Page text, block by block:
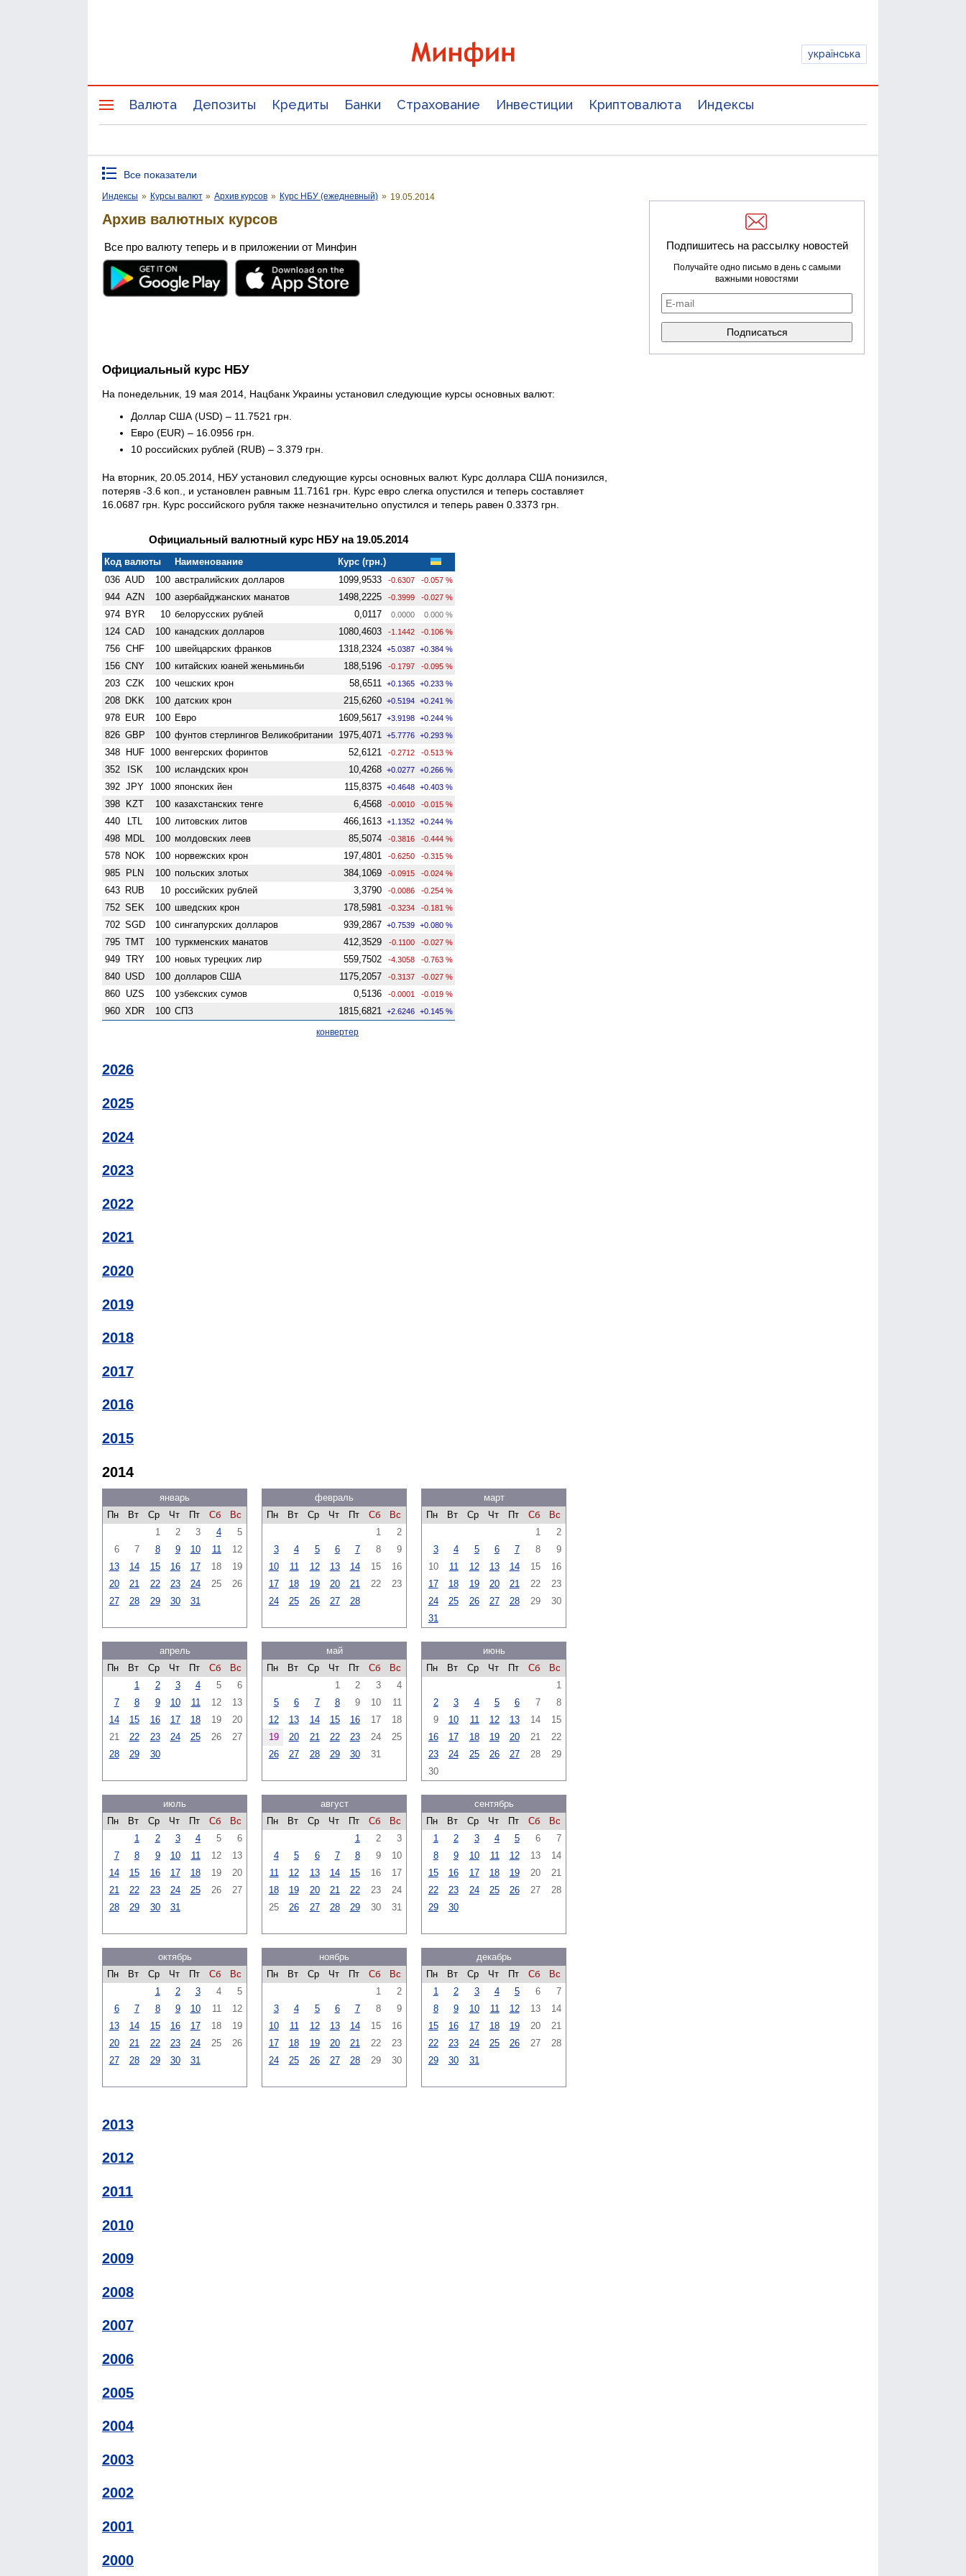
українська
Валюта Депозиты Кредиты Банки Страхование Инвестиции Криптовалюта Индексы
Все показатели
Индексы » Курсы валют » Архив курсов » Курс НБУ (ежедневный) » 19.05.2014
Архив валютных курсов
Все про валюту теперь и в приложении от Минфин
Официальный курс НБУ
На понедельник, 19 мая 2014, Нацбанк Украины установил следующие курсы основных валют:
Доллар США (USD) – 11.7521 грн.
Евро (EUR) – 16.0956 грн.
10 российских рублей (RUB) – 3.379 грн.
На вторник, 20.05.2014, НБУ установил следующие курсы основных валют. Курс доллара США понизился,
потеряв -3.6 коп., и установлен равным 11.7161 грн. Курс евро слегка опустился и теперь составляет
16.0687 грн. Курс российского рубля также незначительно опустился и теперь равен 0.3373 грн.
Официальный валютный курс НБУ на 19.05.2014
Код валюты Наименование
Курс (грн.)
036 AUD 100 австралийских долларов 1099,9533 -0.6307 -0.057 %
944 AZN 100 азербайджанских манатов 1498,2225 -0.3999 -0.027 %
974 BYR 10 белорусских рублей 0,0117 0.0000 0.000 %
124 CAD 100 канадских долларов 1080,4603 -1.1442 -0.106 %
756 CHF 100 швейцарских франков 1318,2324 +5.0387 +0.384 %
156 CNY 100 китайских юаней женьминьби 188,5196 -0.1797 -0.095 %
203 CZK 100 чешских крон 58,6511 +0.1365 +0.233 %
208 DKK 100 датских крон 215,6260 +0.5194 +0.241 %
978 EUR 100 Евро 1609,5617 +3.9198 +0.244 %
826 GBP 100 фунтов стерлингов Велико­британии 1975,4071 +5.7776 +0.293 %
348 HUF 1000 венгерских форинтов 52,6121 -0.2712 -0.513 %
352 ISK 100 исландских крон 10,4268 +0.0277 +0.266 %
392 JPY 1000 японских йен 115,8375 +0.4648 +0.403 %
398 KZT 100 казахстанских тенге 6,4568 -0.0010 -0.015 %
440 LTL 100 литовских литов 466,1613 +1.1352 +0.244 %
498 MDL 100 молдовских леев 85,5074 -0.3816 -0.444 %
578 NOK 100 норвежских крон 197,4801 -0.6250 -0.315 %
985 PLN 100 польских злотых 384,1069 -0.0915 -0.024 %
643 RUB 10 российских рублей 3,3790 -0.0086 -0.254 %
752 SEK 100 шведских крон 178,5981 -0.3234 -0.181 %
702 SGD 100 сингапурских долларов 939,2867 +0.7539 +0.080 %
795 TMT 100 туркменских манатов 412,3529 -0.1100 -0.027 %
949 TRY 100 новых турецких лир 559,7502 -4.3058 -0.763 %
840 USD 100 долларов США 1175,2057 -0.3137 -0.027 %
860 UZS 100 узбекских сумов 0,5136 -0.0001 -0.019 %
960 XDR 100 СПЗ 1815,6821 +2.6246 +0.145 %
конвертер
2026
2025
2024
2023
2022
2021
2020
2019
2018
2017
2016
2015
2014
январь
Пн
Вт Ср Чт Пт Сб
Вс
1
2 3 4
5
6
7 8 9 10 11
12
13
14 15 16 17 18
19
20
21 22 23 24 25
26
27
28 29 30 31
февраль
Пн
Вт Ср Чт Пт Сб
Вс
1
2
3
4 5 6 7 8
9
10
11 12 13 14 15
16
17
18 19 20 21 22
23
24
25 26 27 28
март
Пн
Вт Ср Чт Пт Сб
Вс
1
2
3
4 5 6 7 8
9
10
11 12 13 14 15
16
17
18 19 20 21 22
23
24
25 26 27 28 29
30
31
апрель
Пн
Вт Ср Чт Пт Сб
Вс
1
2 3 4 5
6
7
8 9 10 11 12
13
14
15 16 17 18 19
20
21
22 23 24 25 26
27
28
29 30
май
Пн
Вт Ср Чт Пт Сб
Вс
1
2 3
4
5
6 7 8 9 10
11
12
13 14 15 16 17
18
19
20 21 22 23 24
25
26
27 28 29 30 31
июнь
Пн
Вт Ср Чт Пт Сб
Вс
1
2
3 4 5 6 7
8
9
10 11 12 13 14
15
16
17 18 19 20 21
22
23
24 25 26 27 28
29
30
июль
Пн
Вт Ср Чт Пт Сб
Вс
1
2 3 4 5
6
7
8 9 10 11 12
13
14
15 16 17 18 19
20
21
22 23 24 25 26
27
28
29 30 31
август
Пн
Вт Ср Чт Пт Сб
Вс
1
2
3
4
5 6 7 8 9
10
11
12 13 14 15 16
17
18
19 20 21 22 23
24
25
26 27 28 29 30 31
сентябрь
Пн
Вт Ср Чт Пт Сб
Вс
1
2 3 4 5 6
7
8
9 10 11 12 13
14
15
16 17 18 19 20
21
22
23 24 25 26 27
28
29
30
октябрь
Пн
Вт Ср Чт Пт Сб
Вс
1
2 3 4
5
6
7 8 9 10 11
12
13
14 15 16 17 18
19
20
21 22 23 24 25
26
27
28 29 30 31
ноябрь
Пн
Вт Ср Чт Пт Сб
Вс
1
2
3
4 5 6 7 8
9
10
11 12 13 14 15
16
17
18 19 20 21 22
23
24
25 26 27 28 29 30
декабрь
Пн
Вт Ср Чт Пт Сб
Вс
1
2 3 4 5 6
7
8
9 10 11 12 13
14
15
16 17 18 19 20
21
22
23 24 25 26 27
28
29
30 31
2013
2012
2011
2010
2009
2008
2007
2006
2005
2004
2003
2002
2001
2000
Подпишитесь на рассылку новостей
Получайте одно письмо в день с самыми
важными новостями